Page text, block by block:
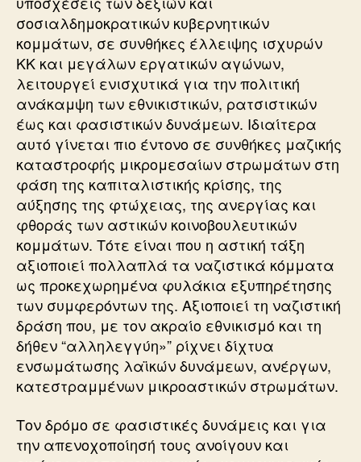
σοσιαλδημοκρατικών κυβερνητικών
κομμάτων, σε συνθήκες έλλειψης ισχυρών
ΚΚ και μεγάλων εργατικών αγώνων,
λειτουργεί ενισχυτικά για την πολιτική
ανάκαμψη των εθνικιστικών, ρατσιστικών
έως και φασιστικών δυνάμεων. Ιδιαίτερα
αυτό γίνεται πιο έντονο σε συνθήκες μαζικής
καταστροφής μικρομεσαίων στρωμάτων στη
φάση της καπιταλιστικής κρίσης, της
αύξησης της φτώχειας, της ανεργίας και
φθοράς των αστικών κοινοβουλευτικών
κομμάτων. Τότε είναι που η αστική τάξη
αξιοποιεί πολλαπλά τα ναζιστικά κόμματα
ως προκεχωρημένα φυλάκια εξυπηρέτησης
των συμφερόντων της. Αξιοποιεί τη ναζιστική
δράση που, με τον ακραίο εθνικισμό και τη
δήθεν “αλληλεγγύη»” ρίχνει δίχτυα
ενσωμάτωσης λαϊκών δυνάμεων, ανέργων,
κατεστραμμένων μικροαστικών στρωμάτων.
Τον δρόμο σε φασιστικές δυνάμεις και για
την απενοχοποίησή τους ανοίγουν και